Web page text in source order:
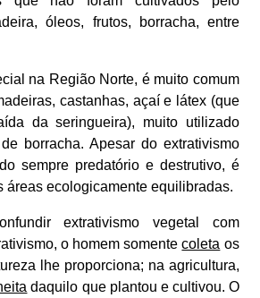
óleos, frutos, borracha, entre
na Região Norte, é muito comum
castanhas, açaí e látex (que
da seringueira), muito utilizado
borracha. Apesar do extrativismo
sempre predatório e destrutivo, é
áreas ecologicamente equilibradas.
extrativismo vegetal com
o homem somentecoleta os
lhe proporciona; na agricultura,
daquilo que plantou e cultivou. O